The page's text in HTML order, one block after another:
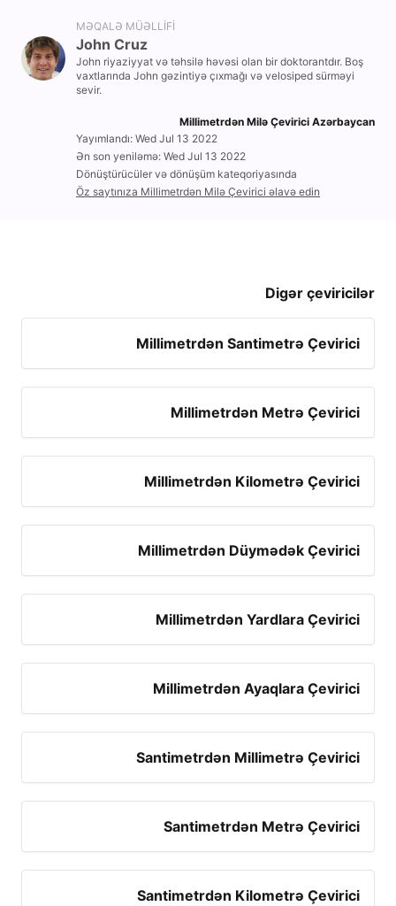
MƏQALƏ MÜƏLLIFI
John Cruz
John riyaziyyat və təhsilə həvəsi olan bir doktorantdır. Boş
vaxtlarında John gəzintiyə çıxmağı və velosiped sürməyi
sevir.
Millimetrdən Milə Çevirici Azərbaycan
Yayımlandı: Wed Jul 13 2022
Ən son yeniləmə: Wed Jul 13 2022
Dönüştürücüler və dönüşüm kateqoriyasında
Öz saytınıza Millimetrdən Milə Çevirici əlavə edin
Digər çeviricilər
Millimetrdən Santimetrə Çevirici
Millimetrdən Metrə Çevirici
Millimetrdən Kilometrə Çevirici
Millimetrdən Düymədək Çevirici
Millimetrdən Yardlara Çevirici
Millimetrdən Ayaqlara Çevirici
Santimetrdən Millimetrə Çevirici
Santimetrdən Metrə Çevirici
Santimetrdən Kilometrə Çevirici